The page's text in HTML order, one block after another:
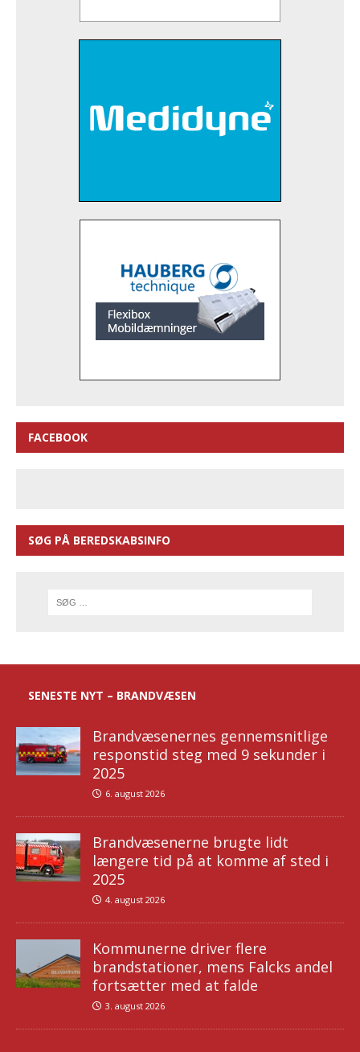
FACEBOOK
SØG PÅ BEREDSKABSINFO
SENESTE NYT – BRANDVÆSEN
Brandvæsenernes gennemsnitlige
responstid steg med 9 sekunder i
2025
6. august 2026
Brandvæsenerne brugte lidt
længere tid på at komme af sted i
2025
4. august 2026
Kommunerne driver flere
brandstationer, mens Falcks andel
fortsætter med at falde
3. august 2026